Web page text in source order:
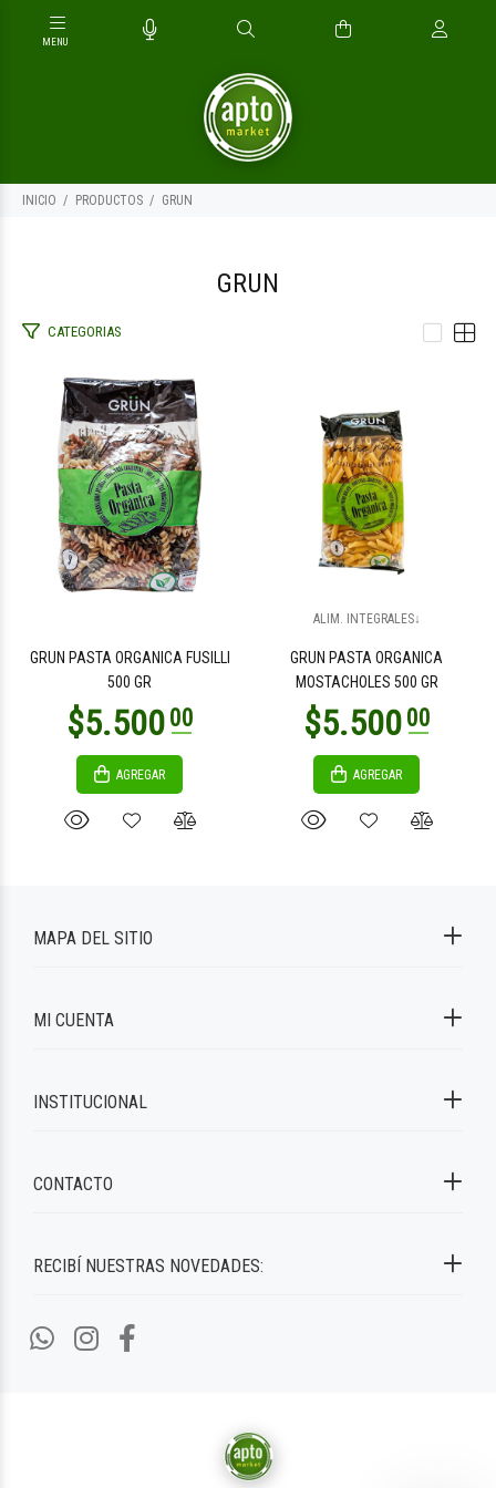
INICIO PRODUCTOS GRUN
GRUN
CATEGORIAS
GRUN PASTA ORGANICA FUSILLI
500 GR
AGREGAR
ALIM. INTEGRALES↓
GRUN PASTA ORGANICA
MOSTACHOLES 500 GR
AGREGAR
RECIBÍ NUESTRAS NOVEDADES:
MAPA DEL SITIO
MI CUENTA
INSTITUCIONAL
CONTACTO